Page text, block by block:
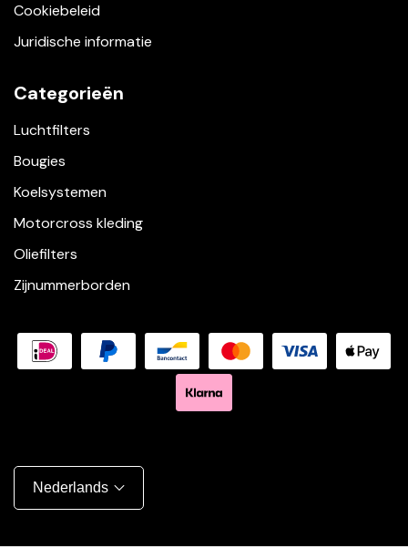
Cookiebeleid
Juridische informatie
Categorieën
Luchtfilters
Bougies
Koelsystemen
Motorcross kleding
Oliefilters
Zijnummerborden
Nederlands